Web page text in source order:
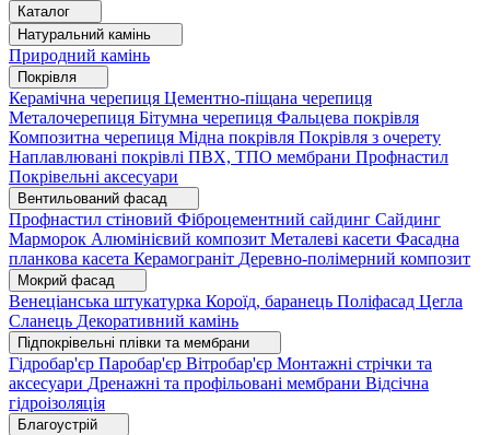
Каталог
Натуральний камінь
Природний камінь
Покрівля
Керамічна черепиця Цементно-піщана черепиця
Металочерепиця Бітумна черепиця Фальцева покрівля
Композитна черепиця Мідна покрівля Покрівля з очерету
Наплавлювані покрівлі ПВХ, ТПО мембрани Профнастил
Покрівельні аксесуари
Вентильований фасад
Профнастил стіновий Фіброцементний сайдинг Сайдинг
Марморок Алюмінієвий композит Металеві касети Фасадна
планкова касета Керамограніт Деревно-полімерний композит
Мокрий фасад
Венеціанська штукатурка Короїд, баранець Поліфасад Цегла
Сланець Декоративний камінь
Підпокрівельні плівки та мембрани
Гідробар'єр Паробар'єр Вітробар'єр Монтажні стрічки та
аксесуари Дренажні та профільовані мембрани Відсічна
гідроізоляція
Благоустрій